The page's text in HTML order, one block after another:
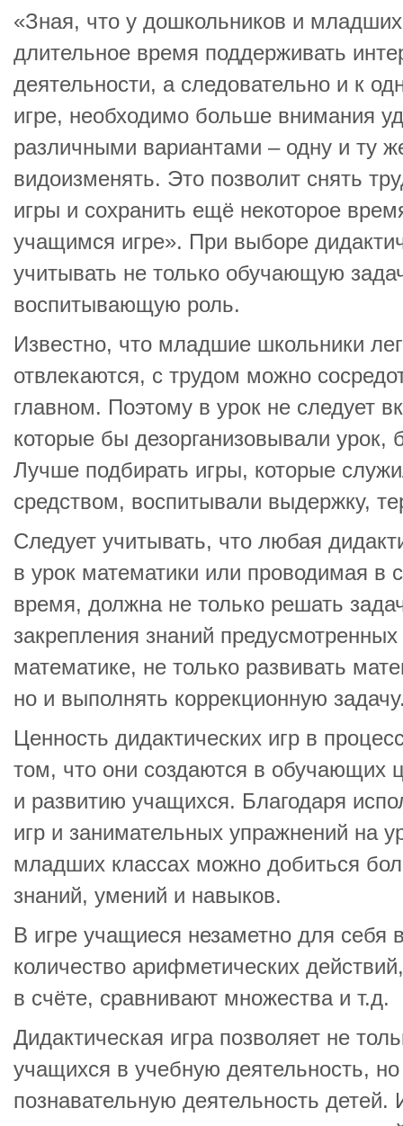
«Зная, что у дошкольников и
длительное время поддерживать
деятельности, а следовательно и к
игре, необходимо больше внимания
различными вариантами – одну и ту
видоизменять. Это позволит снять
игры и сохранить ещё некоторое
учащимся игре». При выборе
учитывать не только обучающую
воспитывающую роль.
Известно, что младшие школьники
отвлекаются, с трудом можно
главном. Поэтому в урок не следует
которые бы дезорганизовывали
Лучше подбирать игры, которые
средством, воспитывали выдержку,
Следует учитывать, что любая
в урок математики или проводимая в
время, должна не только решать
закрепления знаний
математике, не только развивать
но и выполнять коррекционную
Ценность дидактических игр в
том, что они создаются в обучающих
и развитию учащихся. Благодаря
игр и занимательных упражнений на
младших классах можно добиться
знаний, умений и навыков.
В игре учащиеся незаметно для себя
количество арифметических
в счёте, сравнивают множества и т.д.
Дидактическая игра позволяет не
учащихся в учебную деятельность, но
познавательную деятельность детей.